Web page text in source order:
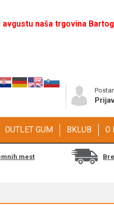
naša trgovina
OUTLET GUM BKLUB O
mest